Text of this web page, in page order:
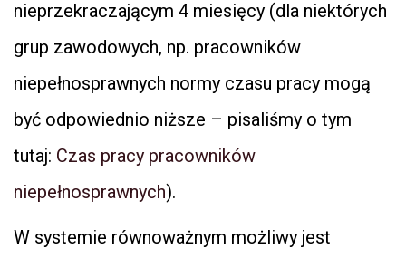
nieprzekraczającym 4 miesięcy (dla niektórych
grup zawodowych, np. pracowników
niepełnosprawnych normy czasu pracy mogą
być odpowiednio niższe – pisaliśmy o tym
tutaj: Czas pracy pracowników
niepełnosprawnych).
W systemie równoważnym możliwy jest